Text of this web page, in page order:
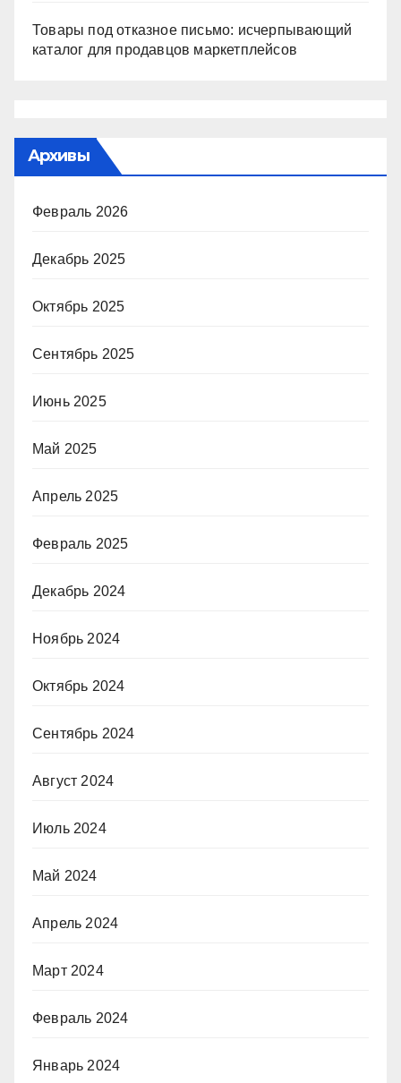
Товары под отказное письмо: исчерпывающий
каталог для продавцов маркетплейсов
Архивы
Февраль 2026
Декабрь 2025
Октябрь 2025
Сентябрь 2025
Июнь 2025
Май 2025
Апрель 2025
Февраль 2025
Декабрь 2024
Ноябрь 2024
Октябрь 2024
Сентябрь 2024
Август 2024
Июль 2024
Май 2024
Апрель 2024
Март 2024
Февраль 2024
Январь 2024